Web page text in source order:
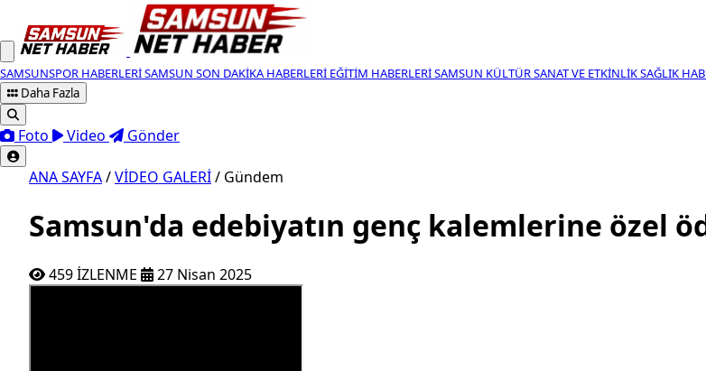
SAMSUNSPOR HABERLERISAMSUN SON DAKIKA HABERLERI EĞITIM HABERLERISAMSUN KÜLTÜR SANAT VE ETKINLIKSAĞLIK
Daha Fazla
Foto Video Gönder
ANA SAYFA/VİDEO GALERİ/ Gündem
Samsun'da edebiyatın genç kalemlerine özel
Atakum Belediyesinin, Türk eğitim ve kültürel hayatına değerli
459 İZLENME 27 Nisan 2025